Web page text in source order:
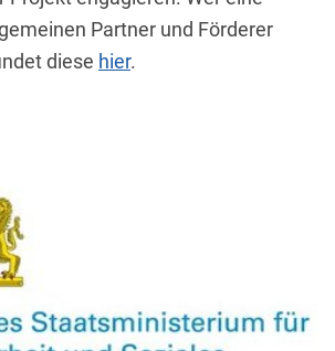
Partner und Förderer
diese hier.